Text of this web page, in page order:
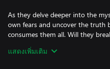
As they delve deeper into the
own fears and uncover the truth
consumes them all. Will they
own history?
แสดงเพิ่มเติม